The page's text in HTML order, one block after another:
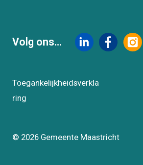
Volg ons...
NAVIGATIE
Toegankelijkheidsverkla
ring
© 2026 Gemeente Maastricht